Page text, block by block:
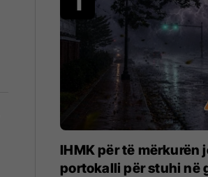
​IHMK për të mërkurën
portokalli për stuhi në